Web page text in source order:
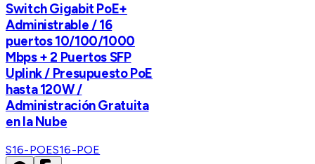
Switch Gigabit PoE+
Administrable / 16
puertos 10/100/1000
Mbps + 2 Puertos SFP
Uplink / Presupuesto PoE
hasta 120W /
Administración Gratuita
en la Nube
S16-POES16-POE